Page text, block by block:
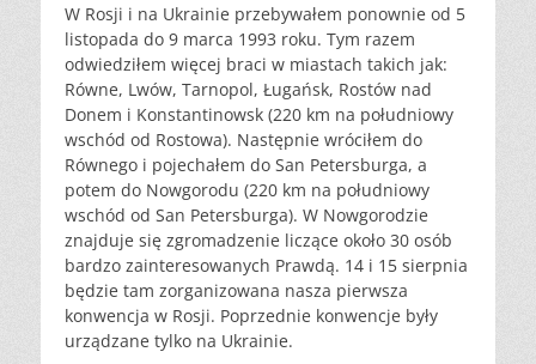
W Rosji i na Ukrainie przebywałem ponownie od 5
listopada do 9 marca 1993 roku. Tym razem
odwiedziłem więcej braci w miastach takich jak:
Równe, Lwów, Tarnopol, Ługańsk, Rostów nad
Donem i Konstantinowsk (220 km na południowy
wschód od Rostowa). Następnie wróciłem do
Równego i pojechałem do San Petersburga, a
potem do Nowgorodu (220 km na południowy
wschód od San Petersburga). W Nowgorodzie
znajduje się zgromadzenie liczące około 30 osób
bardzo zainteresowanych Prawdą. 14 i 15 sierpnia
będzie tam zorganizowana nasza pierwsza
konwencja w Rosji. Poprzednie konwencje były
urządzane tylko na Ukrainie.